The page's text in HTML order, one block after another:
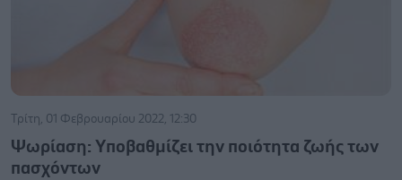
Τρίτη, 01 Φεβρουαρίου 2022, 12:30
Ψωρίαση: Yποβαθμίζει την ποιότητα ζωής των
πασχόντων